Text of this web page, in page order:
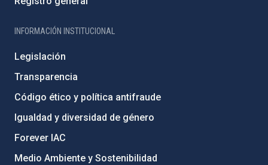
INFORMACIÓN INSTITUCIONAL
Legislación
Transparencia
Código ético y política antifraude
Igualdad y diversidad de género
Forever IAC
Medio Ambiente y Sostenibilidad